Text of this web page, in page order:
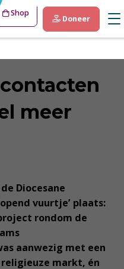
Shop
Doneer
meer
Diocesane
vuurtje’ plaats:
rondom de
aanwezig met een
markt, én